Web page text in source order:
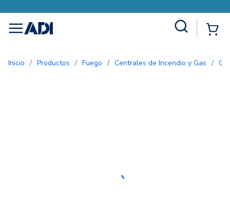
menu
Inicio / Productos / Fuego / Centrales de Incendio y Gas /